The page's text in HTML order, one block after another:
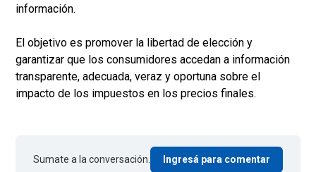
información.
El objetivo es promover la libertad de elección y
garantizar que los consumidores accedan a información
transparente, adecuada, veraz y oportuna sobre el
impacto de los impuestos en los precios finales.
Sumate a la conversación. Ingresá para comentar